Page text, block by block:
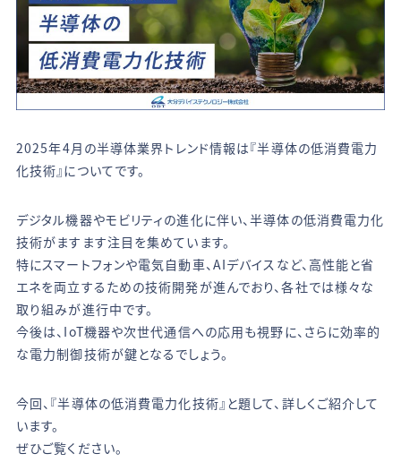
2025年4月の半導体業界トレンド情報は『半導体の低消費電力
化技術』についてです。
デジタル機器やモビリティの進化に伴い、半導体の低消費電力化
技術がますます注目を集めています。
特にスマートフォンや電気自動車、AIデバイスなど、高性能と省
エネを両立するための技術開発が進んでおり、各社では様々な
取り組みが進行中です。
今後は、IoT機器や次世代通信への応用も視野に、さらに効率的
な電力制御技術が鍵となるでしょう。
今回、『半導体の低消費電力化技術』と題して、詳しくご紹介して
います。
ぜひご覧ください。